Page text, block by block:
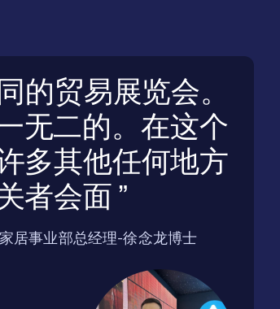
的贸易展览会。
无二的。在这个
多其他任何地方
者会面
居事业部总经理-徐念龙博士